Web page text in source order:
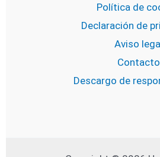
Política de
Declaración de
Aviso
Contacto
Descargo de